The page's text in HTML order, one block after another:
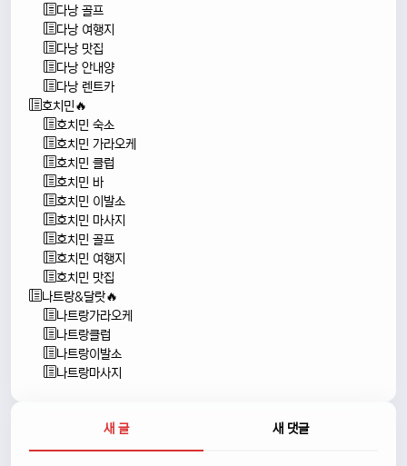
다낭 골프
다낭 여행지
다낭 맛집
다낭 안내양
다낭 렌트카
호치민🔥
호치민 숙소
호치민 가라오케
호치민 클럽
호치민 바
호치민 이발소
호치민 마사지
호치민 골프
호치민 여행지
호치민 맛집
나트랑&달랏🔥
나트랑가라오케
나트랑클럽
나트랑이발소
나트랑마사지
새 글 새 댓글